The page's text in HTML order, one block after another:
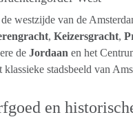
westzijde van de
, Keizersgracht,
de Jordaan en het
stadsbeeld van
en